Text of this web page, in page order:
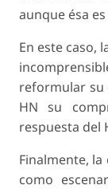
aunque ésa
En este caso,
reformular su
HN su
respuesta del
Finalmente,
como